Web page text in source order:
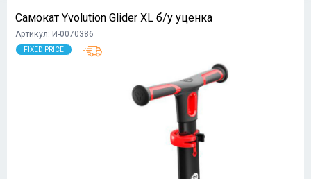
Самокат Yvolution Glider XL б/у уценка
Артикул: И-0070386
FIXED PRICE